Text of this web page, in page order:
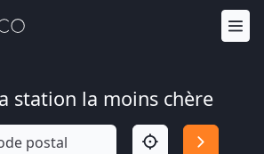
station la moins chère